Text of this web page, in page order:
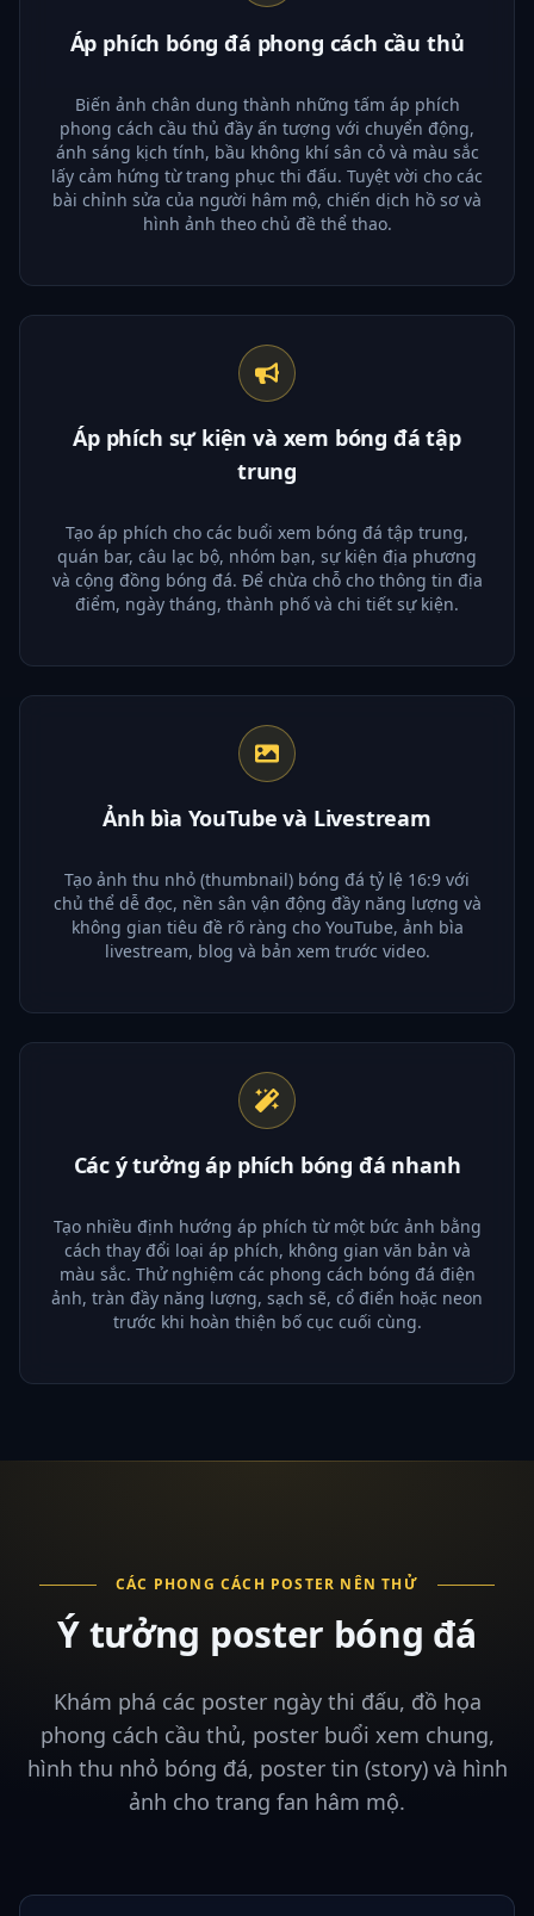
Áp phích bóng đá phong cách cầu thủ
Biến ảnh chân dung thành những tấm áp phích
phong cách cầu thủ đầy ấn tượng với chuyển động,
ánh sáng kịch tính, bầu không khí sân cỏ và màu sắc
lấy cảm hứng từ trang phục thi đấu. Tuyệt vời cho các
bài chỉnh sửa của người hâm mộ, chiến dịch hồ sơ và
hình ảnh theo chủ đề thể thao.
Áp phích sự kiện và xem bóng đá tập
trung
Tạo áp phích cho các buổi xem bóng đá tập trung,
quán bar, câu lạc bộ, nhóm bạn, sự kiện địa phương
và cộng đồng bóng đá. Để chừa chỗ cho thông tin địa
điểm, ngày tháng, thành phố và chi tiết sự kiện.
Ảnh bìa YouTube và Livestream
Tạo ảnh thu nhỏ (thumbnail) bóng đá tỷ lệ 16:9 với
chủ thể dễ đọc, nền sân vận động đầy năng lượng và
không gian tiêu đề rõ ràng cho YouTube, ảnh bìa
livestream, blog và bản xem trước video.
Các ý tưởng áp phích bóng đá nhanh
Tạo nhiều định hướng áp phích từ một bức ảnh bằng
cách thay đổi loại áp phích, không gian văn bản và
màu sắc. Thử nghiệm các phong cách bóng đá điện
ảnh, tràn đầy năng lượng, sạch sẽ, cổ điển hoặc neon
trước khi hoàn thiện bố cục cuối cùng.
CÁC PHONG CÁCH POSTER NÊN THỬ
Ý tưởng poster bóng đá
Khám phá các poster ngày thi đấu, đồ họa
phong cách cầu thủ, poster buổi xem chung,
hình thu nhỏ bóng đá, poster tin (story) và hình
ảnh cho trang fan hâm mộ.